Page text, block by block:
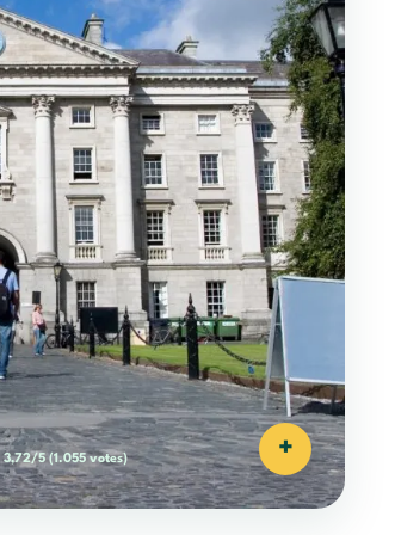
3,72/5 (1.055 votes) +